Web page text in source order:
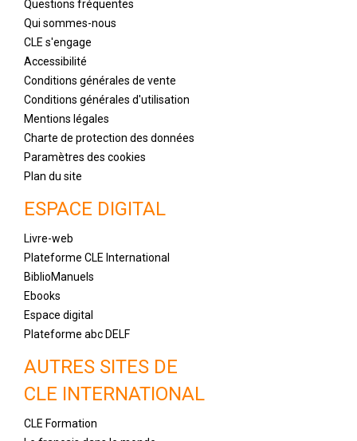
Questions fréquentes
Qui sommes-nous
CLE s'engage
Accessibilité
Conditions générales de vente
Conditions générales d'utilisation
Mentions légales
Charte de protection des données
Paramètres des cookies
Plan du site
ESPACE DIGITAL
Livre-web
Plateforme CLE International
BiblioManuels
Ebooks
Espace digital
Plateforme abc DELF
AUTRES SITES DE
CLE INTERNATIONAL
CLE Formation